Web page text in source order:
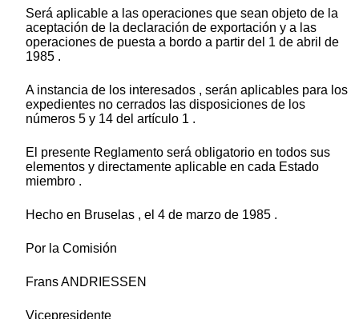
Será aplicable a las operaciones que sean objeto de la
aceptación de la declaración de exportación y a las
operaciones de puesta a bordo a partir del 1 de abril de
1985 .
A instancia de los interesados , serán aplicables para los
expedientes no cerrados las disposiciones de los
números 5 y 14 del artículo 1 .
El presente Reglamento será obligatorio en todos sus
elementos y directamente aplicable en cada Estado
miembro .
Hecho en Bruselas , el 4 de marzo de 1985 .
Por la Comisión
Frans ANDRIESSEN
Vicepresidente